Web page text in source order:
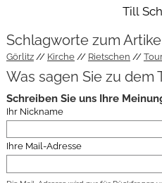
Till
Schlagworte zum
Görlitz Kirche Rietschen
Was sagen Sie zu dem
Schreiben Sie uns Ihre
Ihr Nickname
Ihre Mail-Adresse